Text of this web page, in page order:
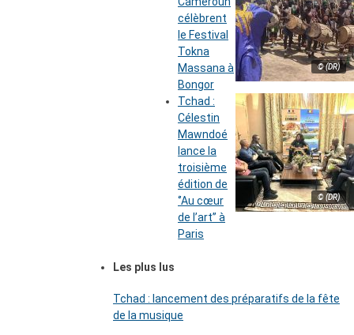
© (DR)
célèbrent
le Festival
Tokna
Massana à
Bongor
© (DR)
Tchad :
Célestin
Mawndoé
lance la
troisième
édition de
‘’Au cœur
de l’art’’ à
Paris
Les plus lus
Tchad : lancement des préparatifs de la fête
de la musique